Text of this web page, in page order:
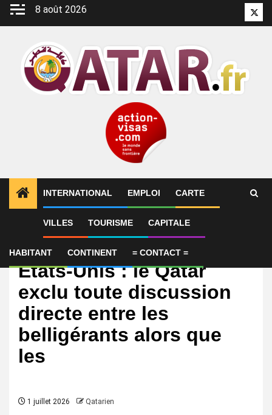
Aller
8 août 2026
INTERNATIONAL EMPLOI CARTE
VILLES TOURISME CAPITALE
HABITANT CONTINENT = CONTACT =
International
Accord de paix Iran-
États-Unis : le Qatar
exclu toute discussion
directe entre les
belligérants alors que
les
1 juillet 2026 Qatarien